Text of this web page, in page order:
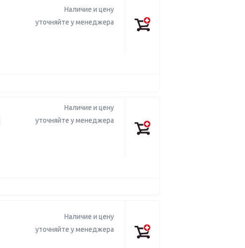
Наличие и цену
уточняйте у менеджера
Наличие и цену
уточняйте у менеджера
Наличие и цену
уточняйте у менеджера